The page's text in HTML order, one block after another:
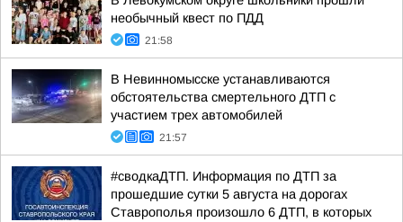
необычный квест по ПДД
21:58
В Невинномысске устанавливаются
обстоятельства смертельного ДТП с
участием трех автомобилей
21:57
#сводкаДТП. Информация по ДТП за
прошедшие сутки 5 августа на дорогах
Ставрополья произошло 6 ДТП, в которых